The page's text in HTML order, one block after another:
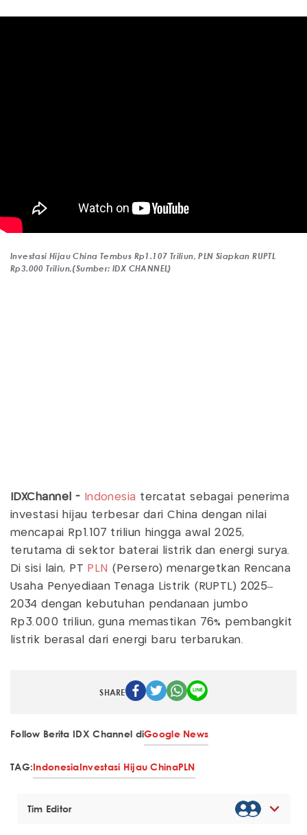
Investasi Hijau China Tembus Rp1.107 Triliun, PLN Siapkan RUPTL
Rp3.000 Triliun,(Sumber: IDX CHANNEL)
IDXChannel - Indonesia tercatat sebagai penerima
investasi hijau terbesar dari China dengan nilai
mencapai Rp1.107 triliun hingga awal 2025,
terutama di sektor baterai listrik dan energi surya.
Di sisi lain, PT PLN (Persero) menargetkan Rencana
Usaha Penyediaan Tenaga Listrik (RUPTL) 2025–
2034 dengan kebutuhan pendanaan jumbo
Rp3.000 triliun, guna memastikan 76% pembangkit
listrik berasal dari energi baru terbarukan.
SHARE
Follow Berita IDX Channel diGoogle News
TAG:IndonesiaInvestasi Hijau ChinaPLN
Tim Editor